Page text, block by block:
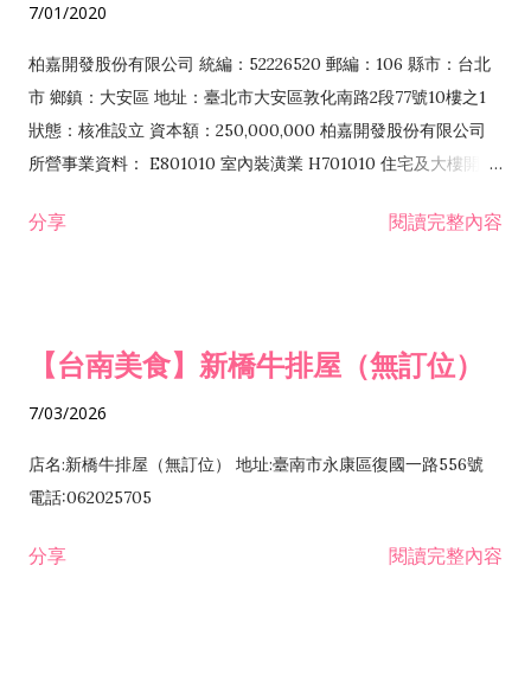
7/01/2020
柏嘉開發股份有限公司 統編：52226520 郵編：106 縣市：台北
市 鄉鎮：大安區 地址：臺北市大安區敦化南路2段77號10樓之1
狀態：核准設立 資本額：250,000,000 柏嘉開發股份有限公司
所營事業資料： E801010 室內裝潢業 H701010 住宅及大樓開發
發業 H703090 不動產買賣業 H703100 不動產租賃業 I503010
分享 閱讀完整內容
【台南美食】新橋牛排屋（無訂位）
7/03/2026
店名:新橋牛排屋（無訂位） 地址:臺南市永康區復國一路556號
電話:062025705
分享 閱讀完整內容